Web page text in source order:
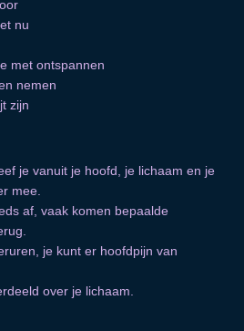
nu
met ontspannen
nemen
zijn
je vanuit je hoofd, je lichaam en je
mee.
af, vaak komen bepaalde
je kunt er hoofdpijn van
over je lichaam.